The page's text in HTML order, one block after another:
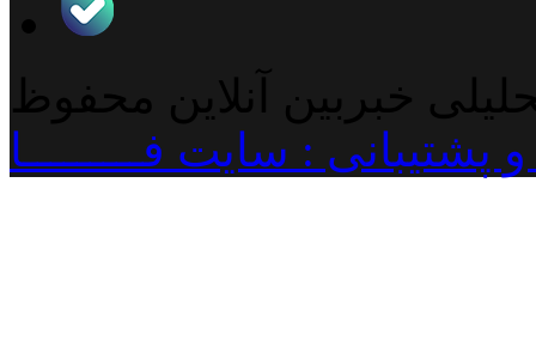
خبربین آنلاین محفوظ
: سایت فـــــــــا